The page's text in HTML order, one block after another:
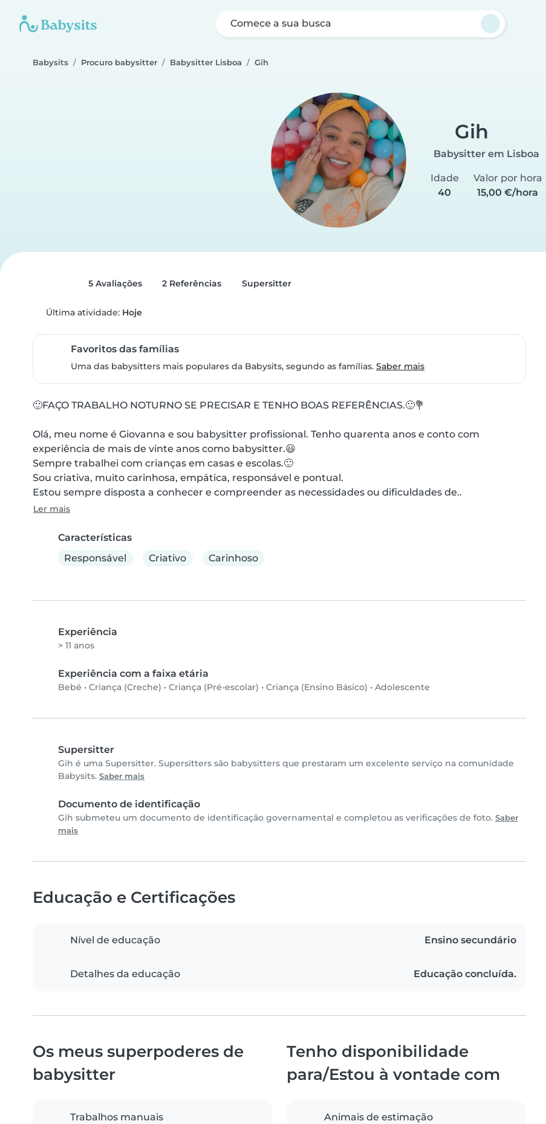
Comece a sua busca
Babysits Procuro babysitter Babysitter Lisboa Gih
Gih
Babysitter em Lisboa
Idade
40
Valor por hora
15,00 €/hora
5 Avaliações 2 Referências Supersitter
Última atividade: Hoje
Favoritos das famílias
Uma das babysitters mais populares da Babysits, segundo as famílias. Saber mais
🙂FAÇO TRABALHO NOTURNO SE PRECISAR E TENHO BOAS REFERÊNCIAS.🙂💐
Olá, meu nome é Giovanna e sou babysitter profissional. Tenho quarenta anos e conto com
experiência de mais de vinte anos como babysitter.😃
Sempre trabalhei com crianças em casas e escolas.🙂
Sou criativa, muito carinhosa, empática, responsável e pontual.
Estou sempre disposta a conhecer e compreender as necessidades ou dificuldades de..
Ler mais
Características
Responsável
Criativo Carinhoso
Experiência
> 11 anos
Experiência com a faixa etária
Bebé • Criança (Creche) • Criança (Pré-escolar) • Criança (Ensino Básico) • Adolescente
Supersitter
Gih é uma Supersitter. Supersitters são babysitters que prestaram um excelente serviço na comunidade
Babysits. Saber mais
Documento de identificação
Gih submeteu um documento de identificação governamental e completou as verificações de foto. Saber
mais
Educação e Certificações
Nível de educação Ensino secundário
Detalhes da educação Educação concluída.
Os meus superpoderes de
babysitter
Trabalhos manuais
Tenho disponibilidade
para/Estou à vontade com
Animais de estimação